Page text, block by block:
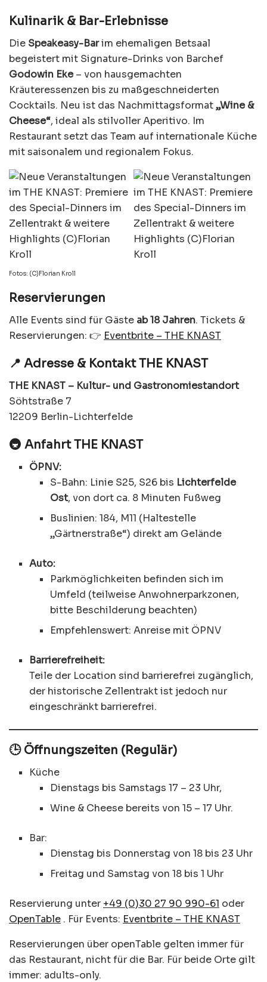
Kulinarik & Bar-Erlebnisse
Die Speakeasy-Barim ehemaligen Betsaal
begeistert mit Signature-Drinks von Barchef
Godowin Eke– von hausgemachten
Kräuteressenzen bis zu maßgeschneiderten
Cocktails. Neu ist das Nachmittagsformat„Wine &
Cheese“, ideal als stilvoller Aperitivo. Im
Restaurant setzt das Team auf internationale Küche
mit saisonalem und regionalem Fokus.
Fotos: (C)Florian Kroll
Reservierungen
Alle Events sind für Gäste ab 18 Jahren. Tickets &
Reservierungen: 👉 Eventbrite – THE KNAST
📍 Adresse & Kontakt THE KNAST
THE KNAST – Kultur- und Gastronomiestandort
Söhtstraße 7
12209 Berlin-Lichterfelde
🚇 Anfahrt THE KNAST
ÖPNV:
S-Bahn: Linie S25, S26 bis Lichterfelde
Ost, von dort ca. 8 Minuten Fußweg
Buslinien: 184, M11 (Haltestelle
„Gärtnerstraße“) direkt am Gelände
Auto:
Parkmöglichkeiten befinden sich im
Umfeld (teilweise Anwohnerparkzonen,
bitte Beschilderung beachten)
Empfehlenswert: Anreise mit ÖPNV
Barrierefreiheit:
Teile der Location sind barrierefrei zugänglich,
der historische Zellentrakt ist jedoch nur
eingeschränkt barrierefrei.
🕒 Öffnungszeiten (Regulär)
Küche
Dienstags bis Samstags 17 – 23 Uhr,
Wine & Cheese bereits von 15 – 17 Uhr.
Bar:
Dienstag bis Donnerstag von 18 bis 23 Uhr
Freitag und Samstag von 18 bis 1 Uhr
Reservierung unter +49 (0)30 27 90 990-61 oder
OpenTable . Für Events: Eventbrite – THE KNAST
Reservierungen über openTable gelten immer für
das Restaurant, nicht für die Bar. Für beide Orte gilt
immer: adults-only.